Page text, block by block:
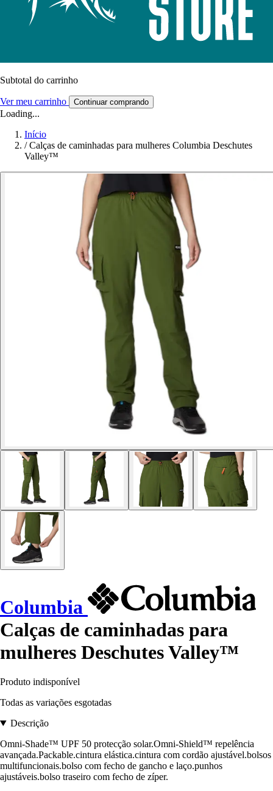
Subtotal do carrinho
Ver meu carrinho Continuar comprando
Loading...
Início
/ Calças de caminhadas para mulheres Columbia Deschutes
Valley™
Columbia
Calças de caminhadas para
mulheres Deschutes Valley™
Produto indisponível
Todas as variações esgotadas
Descrição
Omni-Shade™ UPF 50 protecção solar.Omni-Shield™ repelência
avançada.Packable.cintura elástica.cintura com cordão ajustável.bolsos
multifuncionais.bolso com fecho de gancho e laço.punhos
ajustáveis.bolso traseiro com fecho de zíper.